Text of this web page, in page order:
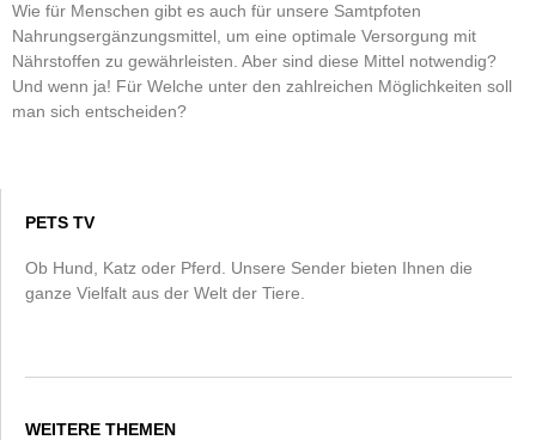
Wie für Menschen gibt es auch für unsere Samtpfoten
Nahrungsergänzungsmittel, um eine optimale Versorgung mit
Nährstoffen zu gewährleisten. Aber sind diese Mittel notwendig?
Und wenn ja! Für Welche unter den zahlreichen Möglichkeiten soll
man sich entscheiden?
PETS TV
Ob Hund, Katz oder Pferd. Unsere Sender bieten Ihnen die
ganze Vielfalt aus der Welt der Tiere.
WEITERE THEMEN